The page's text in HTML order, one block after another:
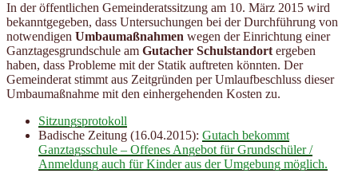
In der öffentlichen Gemeinderatssitzung am 10. März 2015 wird
bekanntgegeben, dass Untersuchungen bei der Durchführung von
notwendigen Umbaumaßnahmen wegen der Einrichtung einer
Ganztagesgrundschule am Gutacher Schulstandort ergeben
haben, dass Probleme mit der Statik auftreten könnten. Der
Gemeinderat stimmt aus Zeitgründen per Umlaufbeschluss dieser
Umbaumaßnahme mit den einhergehenden Kosten zu.
Sitzungsprotokoll
Badische Zeitung (16.04.2015): Gutach bekommt
Ganztagsschule – Offenes Angebot für Grundschüler /
Anmeldung auch für Kinder aus der Umgebung möglich.